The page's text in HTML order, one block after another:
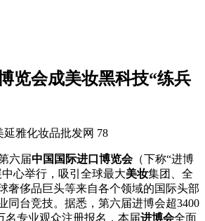
览会成美妆黑科技“练兵
延雅化妆品批发网 78
六届中国国际进口博览会（下称“进博
心举行，吸引全球最大美妆集团、全
奢侈品巨头等来自各个领域的国际头部
同台竞技。据悉，第六届进博会超3400
名专业观众注册报名，本届进博会全面